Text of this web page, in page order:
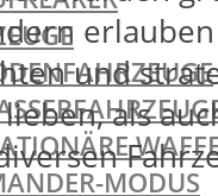
MODUS
und
als